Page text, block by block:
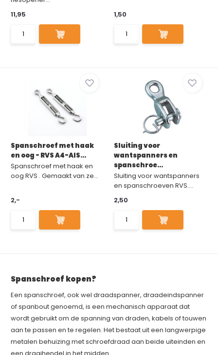
11,95
1,50
Spanschroef met haak
en oog - RVS A4-AIS...
Spanschroef met haak en
oog RVS . Gemaakt van ze...
2,-
Sluiting voor
wantspanners en
spanschroe...
Sluiting voor wantspanners
en spanschroeven RVS....
2,50
Spanschroef kopen?
Een spanschroef, ook wel draadspanner, draadeindspanner
of spanbout genoemd, is een mechanisch apparaat dat
wordt gebruikt om de spanning van draden, kabels of touwen
aan te passen en te regelen. Het bestaat uit een langwerpige
metalen behuizing met schroefdraad aan beide uiteinden en